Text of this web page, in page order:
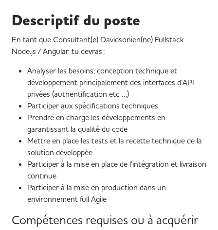
Descriptif du poste
En tant que Consultant(e) Davidsonien(ne) Fullstack
Node.js / Angular, tu devras :
Analyser les besoins, conception technique et
développement principalement des interfaces d’API
privées (authentification etc …)
Participer aux spécifications techniques
Prendre en charge les développements en
garantissant la qualité du code
Mettre en place les tests et la recette technique de la
solution développée
Participer à la mise en place de l’intégration et livraison
continue
Participer à la mise en production dans un
environnement full Agile
Compétences requises ou à acquérir